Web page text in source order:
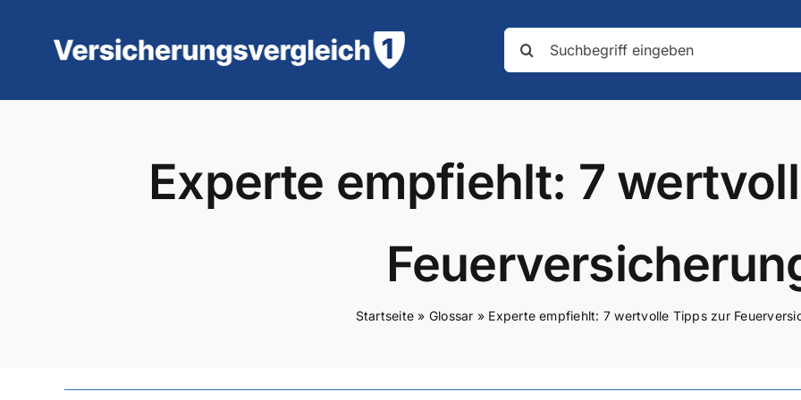
springen
nach:
Experte empfiehlt: 7
Startseite » Glossar » Experte empfiehlt: 7 wertvolle Tipps zur